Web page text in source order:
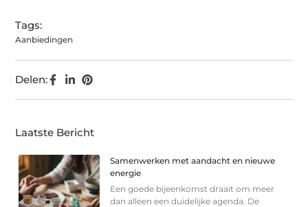
Tags:
Aanbiedingen
Delen:
Laatste Bericht
Samenwerken met aandacht en nieuwe
energie
Een goede bijeenkomst draait om meer
dan alleen een duidelijke agenda. De